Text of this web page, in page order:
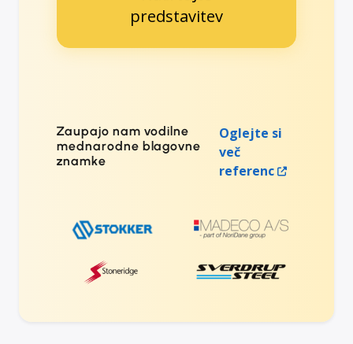
predstavitev
Zaupajo nam vodilne
mednarodne blagovne
znamke
Oglejte si
več
referenc